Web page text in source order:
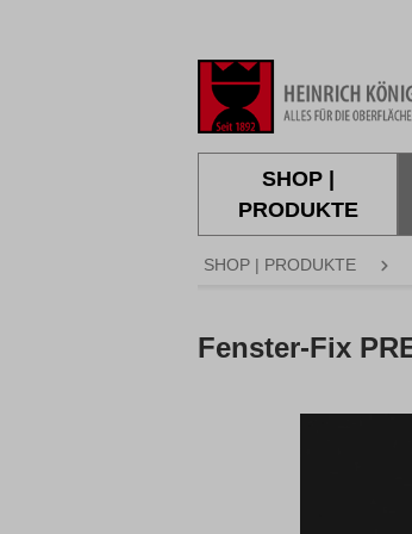
SHOP |
PRODUKTE
SHOP | PRODUKTE
Fenster-Fix